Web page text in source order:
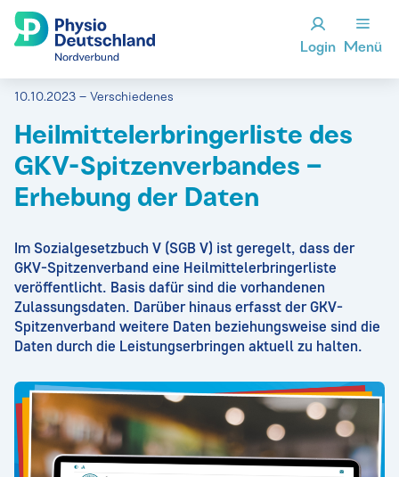
Login Menü
10.10.2023 – Verschiedenes
Heilmittelerbringerliste des
GKV-Spitzenverbandes –
Erhebung der Daten
Im Sozialgesetzbuch V (SGB V) ist geregelt, dass der
GKV-Spitzenverband eine Heilmittelerbringerliste
veröffentlicht. Basis dafür sind die vorhandenen
Zulassungsdaten. Darüber hinaus erfasst der GKV-
Spitzenverband weitere Daten beziehungsweise sind die
Daten durch die Leistungserbringen aktuell zu halten.